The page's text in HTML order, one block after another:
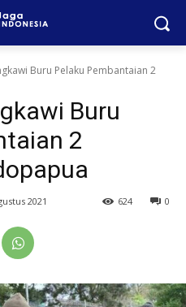
Buru Pelaku Pembantaian 2
Buru
2
2021 0
624